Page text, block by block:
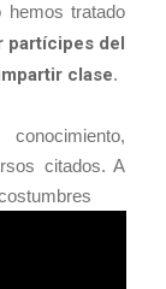
hemos tratado
partícipes del
clase.
citados. A